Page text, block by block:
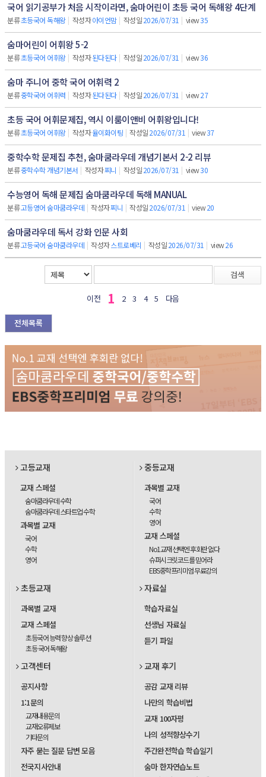
국어 읽기공부가 처음 시작이라면, 숨마어린이 초등 국어 독해왕 4단계
분류초등국어 독해왕 | 작성자아이언맘 | 작성일2026/07/31 | view35
숨마어린이 어휘왕 5-2
분류초등국어 어휘왕 | 작성자된다된다 | 작성일2026/07/31 | view36
숨마 주니어 중학 국어 어휘력 2
분류중학국어 어휘력 | 작성자된다된다 | 작성일2026/07/31 | view27
초등 국어 어휘문제집, 역시 이룸이앤비 어휘왕입니다!
분류초등국어 어휘왕 | 작성자율이화이팅 | 작성일2026/07/31 | view37
중학수학 문제집 추천, 숨마쿰라우데 개념기본서 2-2 리뷰
분류중학수학 개념기본서 | 작성자찌니 | 작성일2026/07/31 | view30
수능영어 독해 문제집 숨마쿰라우데 독해 MANUAL
분류고등영어 숨마쿰라우데 | 작성자찌니 | 작성일2026/07/31 | view20
숨마쿰라우데 독서 강화 인문 사회
분류고등국어 숨마쿰라우데 | 작성자스트로베리 | 작성일2026/07/31 | view26
검색
이전 1 2 3 4 5 다음
전체목록
고등교재
교재 스페셜
숨마쿰라우데 수학
숨마쿰라우데 스타트업 수학
과목별 교재
국어
수학
영어
중등교재
과목별 교재
국어
수학
영어
교재 스페셜
No1교재 선택엔 후회란 없다
슈퍼시크릿코드를 믿어라
EBS중학프리미엄 무료강의
초등교재
과목별 교재
교재 스페셜
초등국어 능력 향상 솔루션
초등 국어 독해왕
자료실
학습자료실
선생님 자료실
듣기 파일
고객센터
공지사항
1:1문의
교재내용문의
교재오류제보
기타문의
자주 묻는 질문 답변 모음
전국지사안내
교재 후기
공감 교재 리뷰
나만의 학습비법
교재 100자평
나의 성적향상수기
주간완전학습 학습일기
숨마 한자연습노트